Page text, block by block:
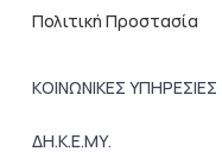
Πολιτική Προστασία
ΚΟΙΝΩΝΙΚΕΣ ΥΠΗΡΕΣΙΕΣ
ΔΗ.Κ.Ε.ΜΥ.